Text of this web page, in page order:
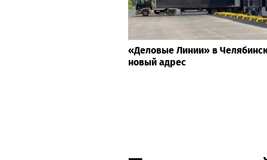
«Деловые Линии» в
новый адрес